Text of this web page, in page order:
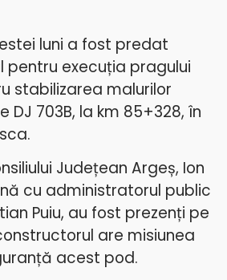
luni a fost predat
execuția pragului
stabilizarea malurilor
DJ 703B, la km 85+328, în
Județean Argeș, Ion
cu administratorul public
Puiu, au fost prezenți pe
are misiunea
acest pod.